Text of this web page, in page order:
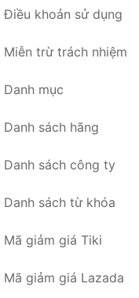
Điều khoản sử dụng
Miễn trừ trách nhiệm
Danh mục
Danh sách hãng
Danh sách công ty
Danh sách từ khóa
Mã giảm giá Tiki
Mã giảm giá Lazada